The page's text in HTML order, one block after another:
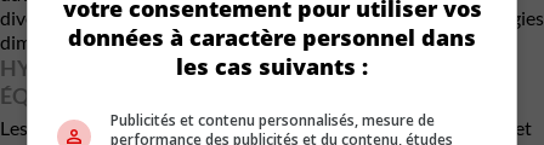
divertissement des passagers, mais l’intérêt pour ces technologies
diminue généralement avec l’âge des acheteurs.
HYUNDAI ET MAZDA CHERCHENT LE JUSTE
ÉQUILIBRE
Les constructeurs tentent désormais de réconcilier modernité et
votre consentement pour utiliser vos
données à caractère personnel dans
les cas suivants :
Publicités et contenu personnalisés, mesure de
performance des publicités et du contenu, études